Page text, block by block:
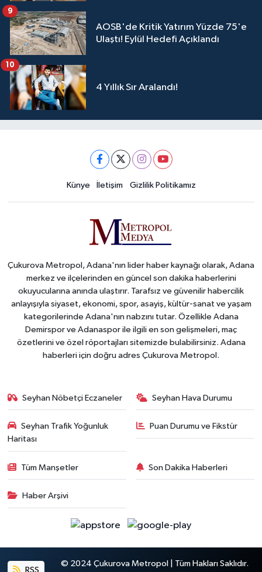
AOSB'de Kritik Yatırım Yüzde 75'e
Ulaştı! Eylül Hedefi Açıklandı
9
4 Yıllık Sır Aralandı!
10
Künye İletişim Gizlilik Politikamız
Çukurova Metropol, Adana'nın lider haber kaynağı olarak, Adana
merkez ve ilçelerinden en güncel son dakika haberlerini
okuyucularına anında ulaştırır. Tarafsız ve güvenilir habercilik
anlayışıyla siyaset, ekonomi, spor, asayiş, kültür-sanat ve yaşam
kategorilerinde Adana'nın nabzını tutar. Özellikle Adana
Demirspor ve Adanaspor ile ilgili en son gelişmeleri, maç
özetlerini ve özel röportajları sitemizde bulabilirsiniz. Adana
haberleri için doğru adres Çukurova Metropol.
Seyhan Nöbetçi Eczaneler Seyhan Hava Durumu
Seyhan Trafik Yoğunluk
Haritası
Puan Durumu ve Fikstür
Tüm Manşetler Son Dakika Haberleri
Haber Arşivi
RSS
© 2024 Çukurova Metropol | Tüm Hakları Saklıdır.